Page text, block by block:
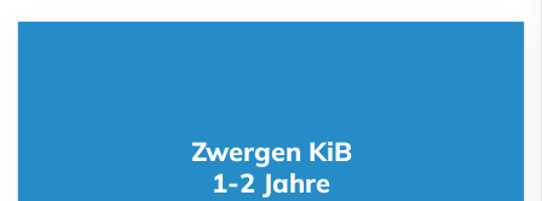
Zwergen KiB
1-2 Jahre